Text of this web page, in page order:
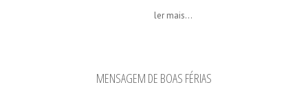
ler mais...
MENSAGEM DE BOAS FÉRIAS